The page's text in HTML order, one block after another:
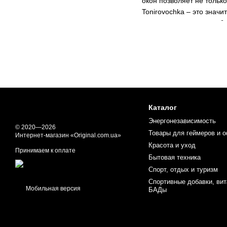
Tonirovochka – это
может превратить ваш
Преимущества
Компания Tonirovochka
сертифицированные
монтаже, что
консультацию по
профессиональную
Как происходит
Процесс поклейки
специалисты проводят
© 2020—2026
Интернет-магазин «Original.com.ua»
Принимаем к оплате
Мобильная версия
Каталог
Энергонезависимость
Товары для геймеров и
Красота и уход
Бытовая техника
Спорт, отдых и туризм
Спортивные добавки,
БАДы